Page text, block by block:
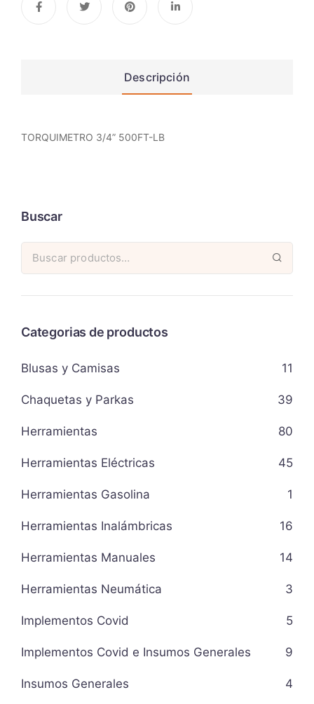
Descripción
TORQUIMETRO 3/4” 500FT-LB
Buscar
Categorias de productos
Blusas y Camisas 11
Chaquetas y Parkas 39
Herramientas 80
Herramientas Eléctricas 45
Herramientas Gasolina 1
Herramientas Inalámbricas 16
Herramientas Manuales 14
Herramientas Neumática 3
Implementos Covid 5
Implementos Covid e Insumos Generales 9
Insumos Generales 4